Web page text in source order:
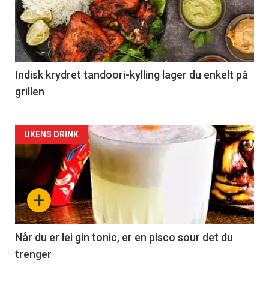
Indisk krydret tandoori-kylling lager du enkelt på
grillen
Forsiden
akkurat
nå
-
2
+
UKENS DRINK
Når du er lei gin tonic, er en pisco sour det du
trenger